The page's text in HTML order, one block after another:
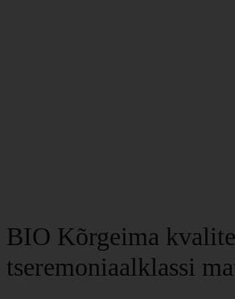
BIO Kõrgeima
tseremoniaalklassi